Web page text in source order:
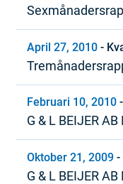
April 27, 2010 -
Februari 10, 2010 -
G & L BEIJER
JANUARI –
Oktober 21, 2009 -
G & L BEIJER